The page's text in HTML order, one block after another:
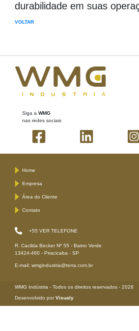
durabilidade em suas
VOLTAR
Siga a WMG
nas redes sociais
Home
Empresa
Área do Cliente
Contato
+55 VER TELEFONE
R. Cacilda Becker Nº 55 - Bairro Verde
13424-460 - Piracicaba - SP
E-mail: wmgindustria@terra.com.br
WMG Indústria - Todos os direitos reservados - 2026
Desenvolvido porVisualy